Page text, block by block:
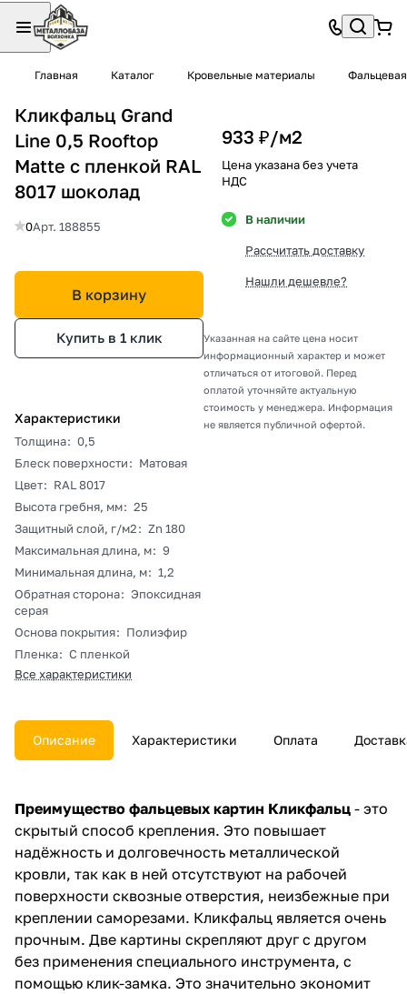
Главная Каталог Кровельные материалы
Кликфальц Grand
Line 0,5 Rooftop
Matte с пленкой RAL
8017 шоколад
0Арт. 188855
В корзину
Купить в 1 клик
Характеристики
Толщина: 0,5
Блеск поверхности: Матовая
Цвет: RAL 8017
Высота гребня, мм: 25
Защитный слой, г/м2: Zn 180
Максимальная длина, м: 9
Минимальная длина, м: 1,2
Обратная сторона: Эпоксидная
серая
Основа покрытия: Полиэфир
Пленка: С пленкой
Все характеристики
933 ₽/м2
Цена указана без учета
НДС
В наличии
Рассчитать доставку
Нашли дешевле?
Указанная на сайте цена носит
информационный характер и может
отличаться от итоговой. Перед
оплатой уточняйте актуальную
стоимость у менеджера. Информация
не является публичной офертой.
Описание Характеристики Оплата
Преимущество фальцевых картин Кликфальц - это
скрытый способ крепления. Это повышает
надёжность и долговечность металлической
кровли, так как в ней отсутствуют на рабочей
поверхности сквозные отверстия, неизбежные при
креплении саморезами. Кликфальц является очень
прочным. Две картины скрепляют друг с другом
без применения специального инструмента, с
помощью клик-замка. Это значительно экономит